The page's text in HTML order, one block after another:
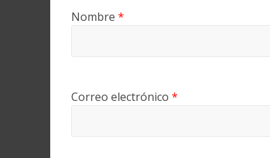
Nombre *
Correo electrónico *